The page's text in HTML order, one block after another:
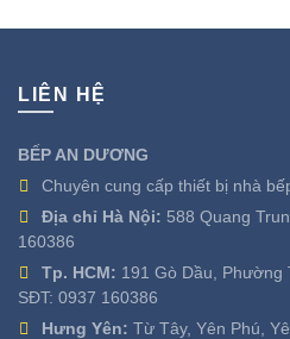
LIÊN HỆ
BẾP AN DƯƠNG
Chuyên cung cấp thiết bị nhà
Địa chỉ Hà Nội: 588 Quang
160386
Tp. HCM: 191 Gò Dầu, Phường
SĐT: 0937 160386
Hưng Yên: Từ Tây, Yên Phú,